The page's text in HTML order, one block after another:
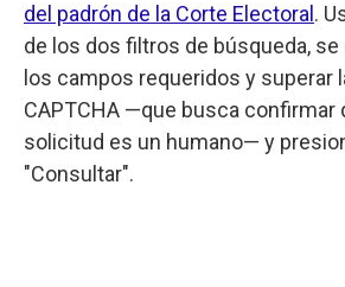
del padrón de la Corte Electoral .
de los dos filtros de búsqueda,
los campos requeridos y superar
CAPTCHA —que busca confirmar
solicitud es un humano— y
"Consultar".